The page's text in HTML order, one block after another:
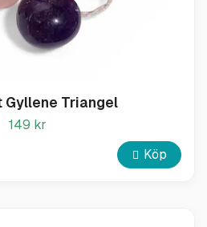
Triangel
149 kr
Köp